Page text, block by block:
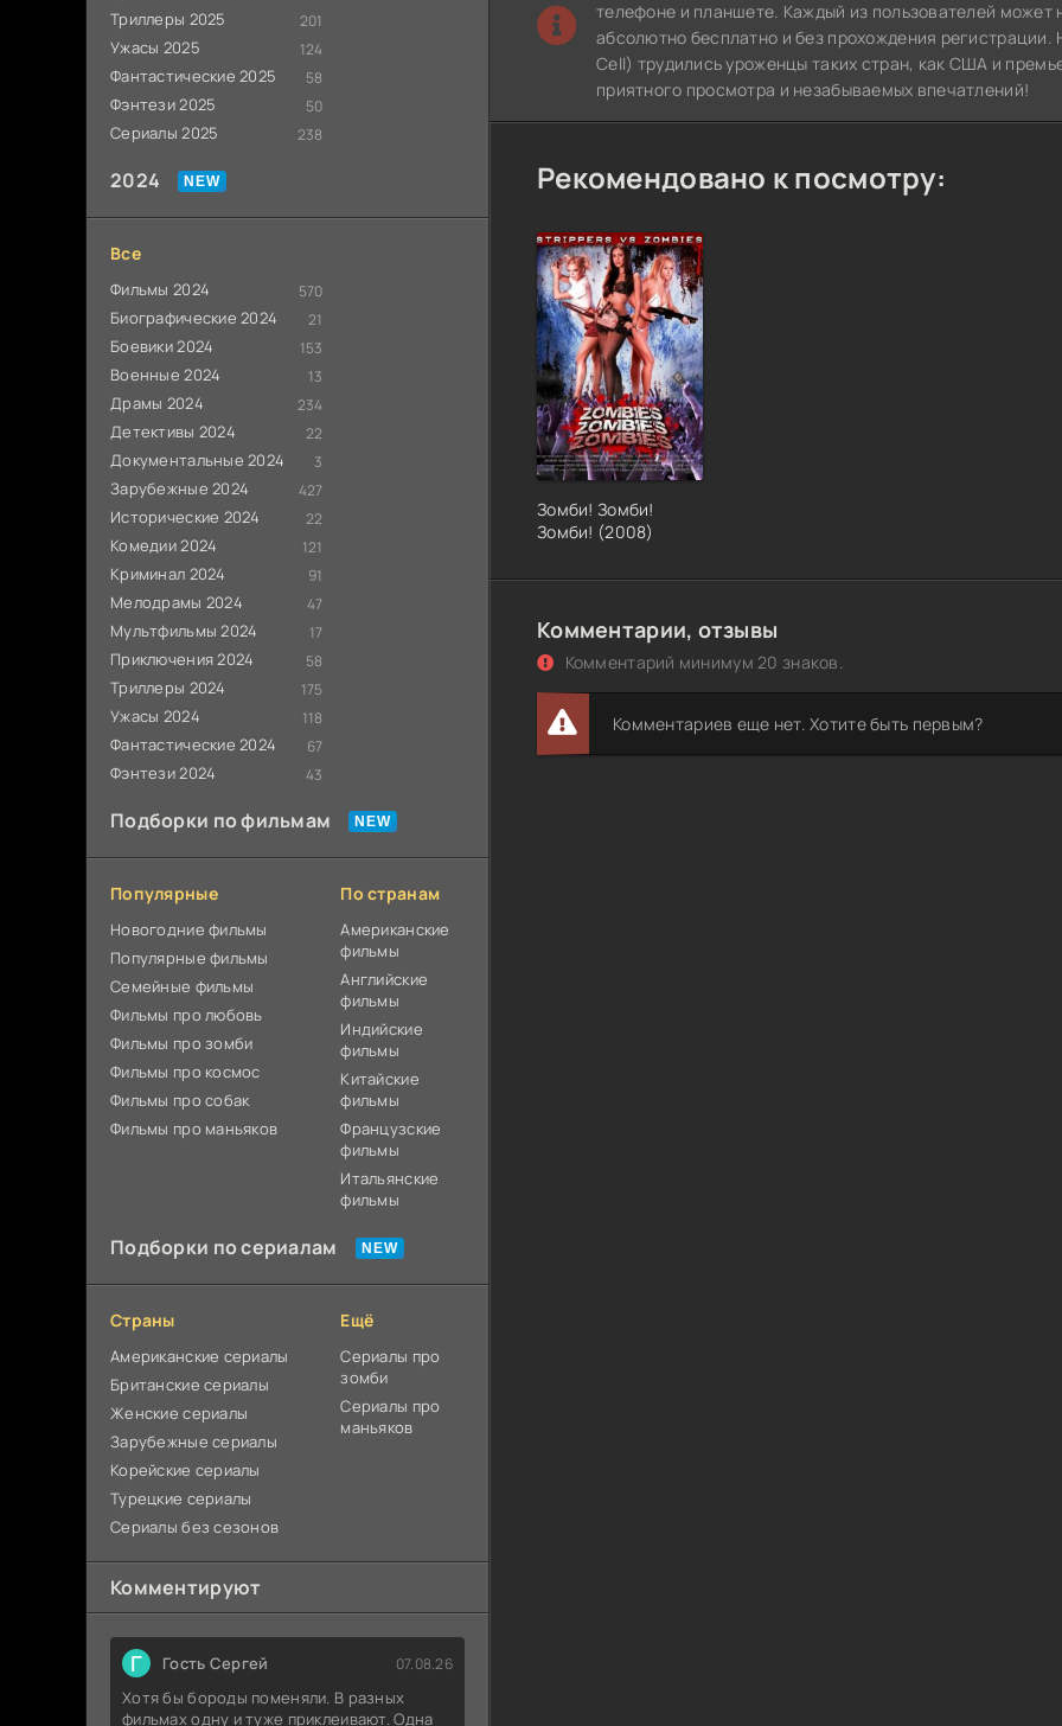
Триллеры 2025 201
Ужасы 2025 124
Фантастические 2025 58
Фэнтези 2025 50
Сериалы 2025 238
2024
Все
Фильмы 2024 570
Биографические 2024 21
Боевики 2024 153
Военные 2024 13
Драмы 2024 234
Детективы 2024 22
Документальные 2024 3
Зарубежные 2024 427
Исторические 2024 22
Комедии 2024 121
Криминал 2024 91
Мелодрамы 2024 47
Мультфильмы 2024 17
Приключения 2024 58
Триллеры 2024 175
Ужасы 2024 118
Фантастические 2024 67
Фэнтези 2024 43
Подборки по фильмам
Популярные
Новогодние фильмы
Популярные фильмы
Cемейные фильмы
Фильмы про любовь
Фильмы про зомби
Фильмы про космос
Фильмы про собак
Фильмы про маньяков
По странам
Американские
фильмы
Английские
фильмы
Индийские
фильмы
Китайские
фильмы
Французские
фильмы
Итальянские
фильмы
Подборки по сериалам
Страны
Американские сериалы
Британские сериалы
Женские сериалы
Зарубежные сериалы
Корейские сериалы
Турецкие сериалы
Сериалы без сезонов
Ещё
Сериалы про
зомби
Сериалы про
маньяков
Комментируют
Г Гость Сергей 07.08.26
Хотя бы бороды поменяли. В разных
фильмах одну и туже приклеивают. Одна
телефоне и планшете. Каждый из пользователей может
абсолютно бесплатно и без прохождения
Cell) трудились уроженцы таких стран, как США и
приятного просмотра и незабываемых впечатлений!
Рекомендовано к посмотру:
Зомби! Зомби!
Зомби! (2008)
Комментарии, отзывы
Комментарий минимум 20 знаков.
Комментариев еще нет. Хотите быть первым?